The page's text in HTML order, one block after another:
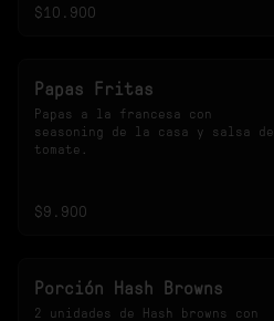
$10.900
Papas Fritas
Papas a la francesa con
seasoning de la casa y salsa de
tomate.
$9.900
Porción Hash Browns
2 unidades de Hash browns con